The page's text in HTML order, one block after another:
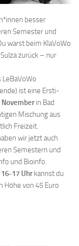
besser
Semester und
warst beim KlaVoWo
zurück – nur
ist eine Ersti-
in Bad
Mischung aus
Freizeit.
wir jetzt auch
Semestern und
und Bioinfo.
17 Uhrkannst du
Höhe von 45 Euro